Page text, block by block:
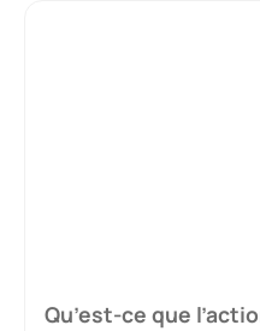
Qu’est-ce que